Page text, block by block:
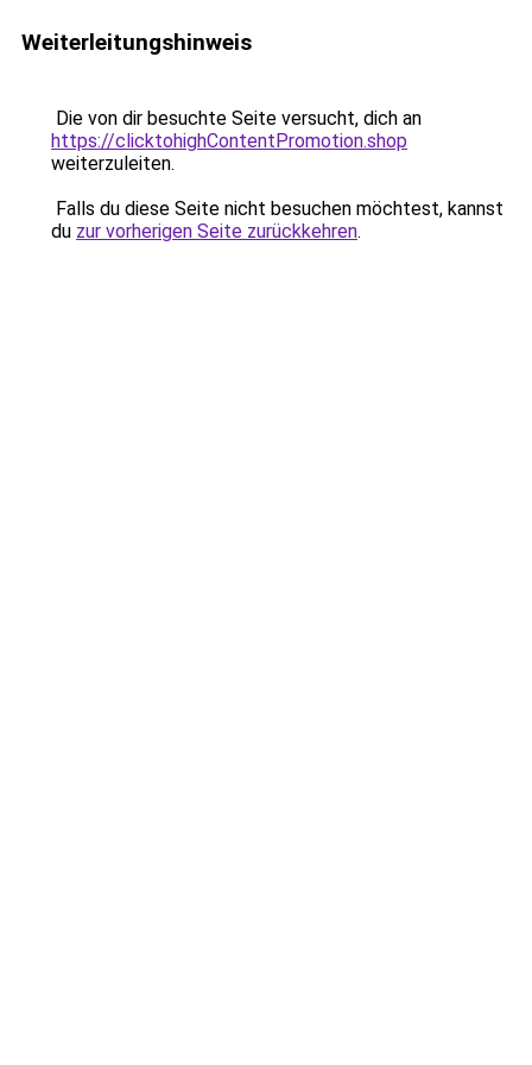
Weiterleitungshinweis
Die von dir besuchte Seite versucht, dich an
https://clicktohighContentPromotion.shop
weiterzuleiten.
Falls du diese Seite nicht besuchen möchtest, kannst
du zur vorherigen Seite zurückkehren.